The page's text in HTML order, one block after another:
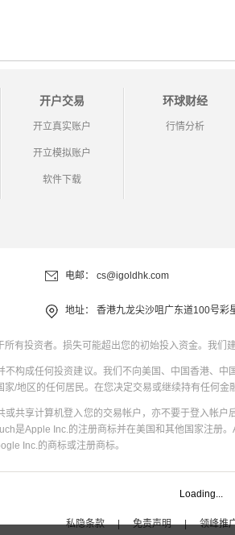
开户交易
开立真实账户
开立模拟账户
软件下载
环球财经
行情分析
电邮： cs@igoldhk.com
地址： 香港九龙尖沙咀广东道100号彩
有投资者。损失可能超出您的初始投入资金。我们
构成任何投资建议。我们不向美国、中国香港、
/地区的任何居民。在您决定交易或继续持有任何
共享计算机登入您的交易帐户，亦不要于登入帐
是Apple Inc.的注册商标并在美国和其他国家注册
Inc.的商标或注册商标。
Loading...
私隐条款 | 免责声明 | 领峰推